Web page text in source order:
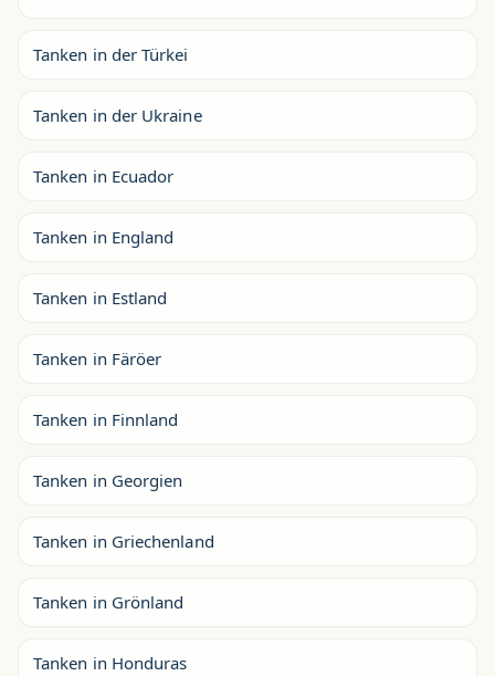
Tanken in der Türkei
Tanken in der Ukraine
Tanken in Ecuador
Tanken in England
Tanken in Estland
Tanken in Färöer
Tanken in Finnland
Tanken in Georgien
Tanken in Griechenland
Tanken in Grönland
Tanken in Honduras